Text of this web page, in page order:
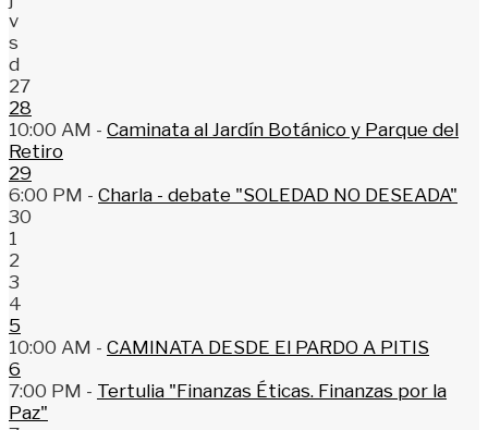
v
s
d
27
28
10:00 AM - Caminata al Jardín Botánico y Parque del
Retiro
29
6:00 PM - Charla - debate "SOLEDAD NO DESEADA"
30
1
2
3
4
5
10:00 AM - CAMINATA DESDE El PARDO A PITIS
6
7:00 PM - Tertulia "Finanzas Éticas. Finanzas por la
Paz"